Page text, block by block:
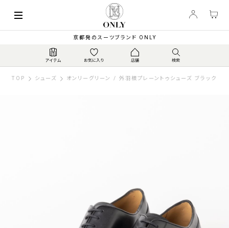
京都発のスーツブランド ONLY
TOP シューズ オンリーグリーン / 外羽根プレーントゥシューズ ブラック